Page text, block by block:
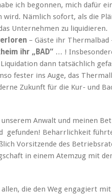
ich begonnen, mich dafür
wird. Nämlich sofort, als die
Unternehmen zu liquidieren.
– Gäste ihr Thermalbad
ihr „BAD“ … !
dann tatsächlich
fester ins Auge, das
Zukunft für die Kur- und
Anwalt und meinen
gefunden! Beharrlichkeit
Vorsitzende des
in einem Atemzug mit
die den Weg engagiert